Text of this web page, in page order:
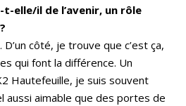
t-elle/il de l’avenir, un rôle
côté, je trouve que c’est ça,
qui font la différence. Un
Hautefeuille, je suis souvent
aussi aimable que des portes de